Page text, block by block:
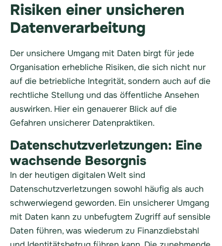
Risiken einer unsicheren
Datenverarbeitung
Der unsichere Umgang mit Daten birgt für jede
Organisation erhebliche Risiken, die sich nicht nur
auf die betriebliche Integrität, sondern auch auf die
rechtliche Stellung und das öffentliche Ansehen
auswirken. Hier ein genauerer Blick auf die
Gefahren unsicherer Datenpraktiken.
Datenschutzverletzungen: Eine
wachsende Besorgnis
In der heutigen digitalen Welt sind
Datenschutzverletzungen sowohl häufig als auch
schwerwiegend geworden. Ein unsicherer Umgang
mit Daten kann zu unbefugtem Zugriff auf sensible
Daten führen, was wiederum zu Finanzdiebstahl